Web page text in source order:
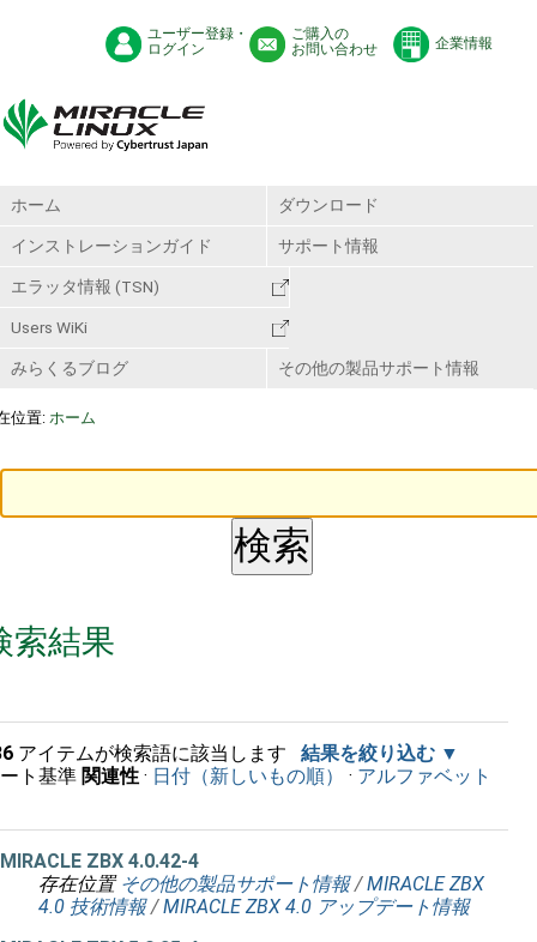
ユーザー登録・
ログイン
ご購入の
お問い合わせ
企業情報
ホーム ダウンロード
インストレーションガイド サポート情報
エラッタ情報 (TSN)
Users WiKi
みらくるブログ その他の製品サポート情報
位置: ホーム
索結果
アイテムが検索語に該当します
結果を絞り込む
ト基準 関連性 · 日付（新しいもの順） · アルファベット
MIRACLE ZBX 4.0.42-4
存在位置 その他の製品サポート情報 /MIRACLE ZBX
4.0 技術情報 /MIRACLE ZBX 4.0 アップデート情報